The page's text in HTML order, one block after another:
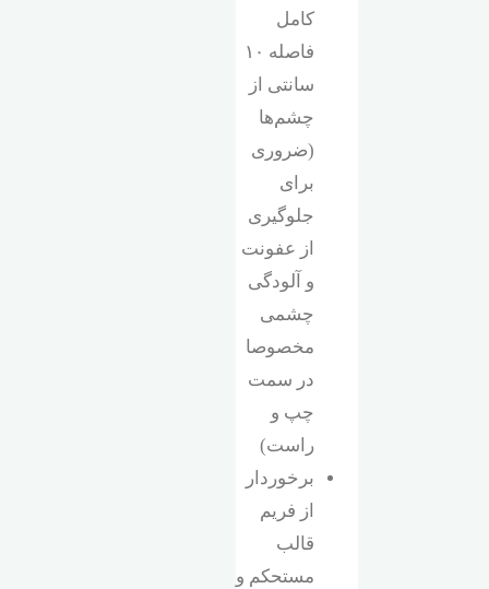
کامل
فاصله ۱۰
سانتی از
چشم‌ها
(ضروری
برای
جلوگیری
از عفونت
و آلودگی
چشمی
مخصوصا
در سمت
چپ و
راست)
برخوردار
از فریم
قالب
مستحکم و